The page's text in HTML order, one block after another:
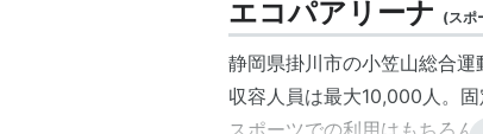
エコパアリーナ (スポ
静岡県掛川市の小笠山総合運
収容人員は最大10,000人。
スポーツでの利用はもちろん